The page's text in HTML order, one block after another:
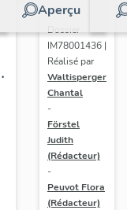
Aperçu
Dossier
IM78001436 |
Réalisé par
Waltisperger
Chantal
-
Förstel
Judith
(Rédacteur)
-
Peuvot Flora
(Rédacteur)